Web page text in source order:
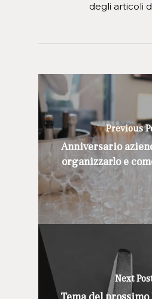
degli articoli
Previous
Anniversario
organizzarlo e
Next